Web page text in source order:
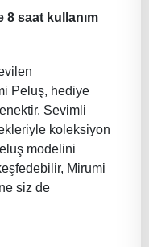
saat kullanım
Peluş, hediye
Sevimli
koleksiyon
modelini
Mirumi
siz de